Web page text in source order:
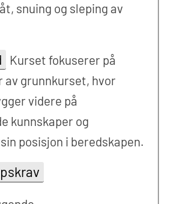
snuing og sleping av
Kurset fokuserer på
av grunnkurset, hvor
videre på
kunnskaper og
posisjon i beredskapen.